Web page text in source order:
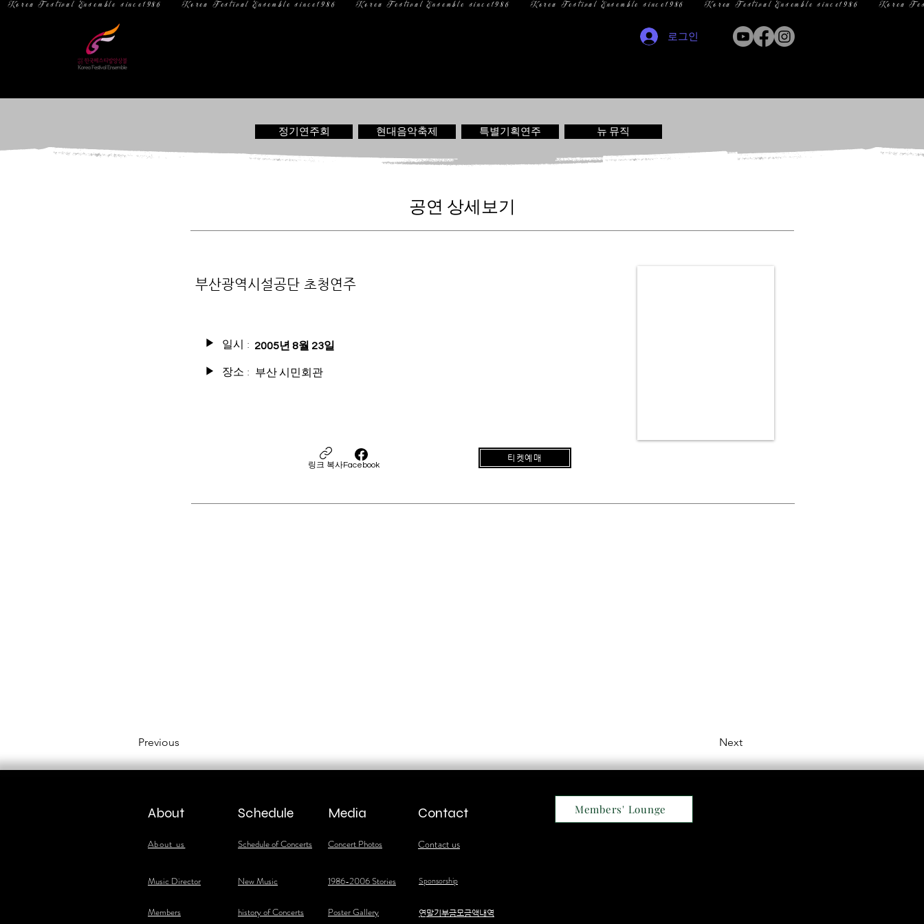
  Korea Festival Ensemble since1986
로그인
정기연주회 현대음악축제 특별기획연주 뉴 뮤직
공연 상세보기
부산광역시설공단 초청연주
부산 시민회관
장소 :
▶
▶ 일시 : 2005년 8월 23일
링크 복사Facebook
티켓예매
Previous Next
About
About us
​Music Director
​Members
Schedule
Schedule of Concerts
Media
Concert Photos
Contact
Contact us
New Music 1986-2006 Stories Sponsorship
history of Concerts Poster Gallery ​연말기부금모금액내역
Members' Lounge